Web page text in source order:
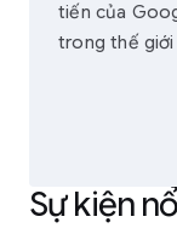
tiến của
trong thế
Sự kiện